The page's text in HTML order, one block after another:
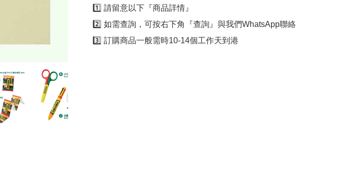
1️⃣ 請留意以下『商品詳情』
2️⃣ 如需查詢，可按右下角『查詢』與我們WhatsApp聯絡
3️⃣ 訂購商品一般需時10-14個工作天到港